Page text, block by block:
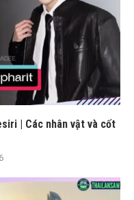
| Các nhân vật và cốt